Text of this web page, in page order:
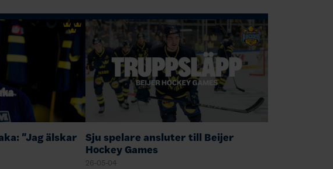
200…
"Jag älskar
Sju spelare ansluter till Beijer
Hockey Games
26-05-04